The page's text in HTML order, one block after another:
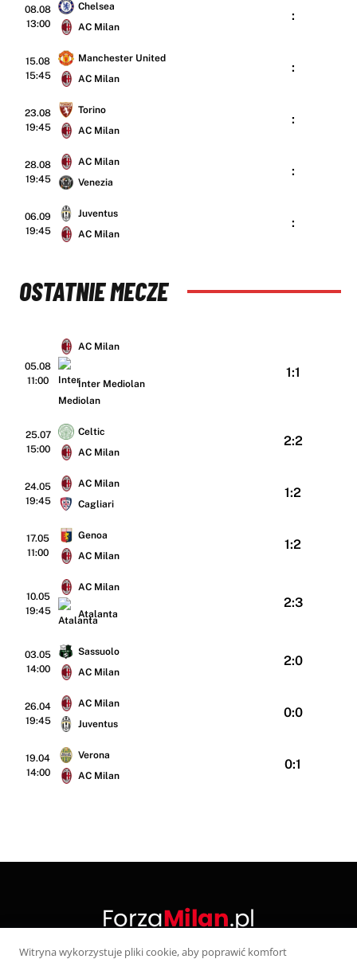
08.08
13:00
Chelsea
AC Milan
:
15.08
15:45
Manchester United
AC Milan
:
23.08
19:45
Torino
AC Milan
:
28.08
19:45
AC Milan
Venezia
:
06.09
19:45
Juventus
AC Milan
:
OSTATNIE MECZE
05.08
11:00
AC Milan
Inter Mediolan
1:1
25.07
15:00
Celtic
AC Milan
2:2
24.05
19:45
AC Milan
Cagliari
1:2
17.05
11:00
Genoa
AC Milan
1:2
10.05
19:45
AC Milan
Atalanta
2:3
03.05
14:00
Sassuolo
AC Milan
2:0
26.04
19:45
AC Milan
Juventus
0:0
19.04
14:00
Verona
AC Milan
0:1
Witryna wykorzystuje pliki cookie, aby poprawić komfort